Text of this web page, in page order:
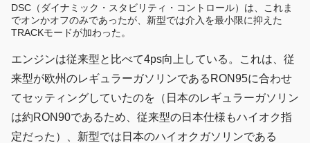
DSC（ダイナミック・スタビリティ・コントロール）は、これま
でオンかオフのみであったが、新型では介入を最小限に抑えた
TRACKモードが加わった。
エンジンは従来型と比べて4ps向上している。これは、従
来型が欧州のレギュラーガソリンであるRON95に合わせ
てセッティングしていたのを（日本のレギュラーガソリン
は約RON90であるため、従来型の日本仕様もハイオク指
定だった）、新型では日本のハイオクガソリンである